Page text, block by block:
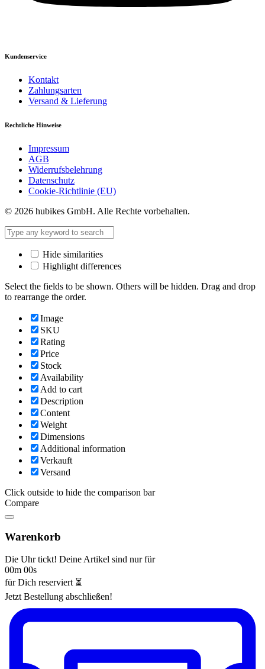
Kundenservice
Kontakt
Zahlungsarten
Versand & Lieferung
Rechtliche Hinweise
Impressum
AGB
Widerrufsbelehrung
Datenschutz
Cookie-Richtlinie (EU)
© 2026 hubikes GmbH. Alle Rechte vorbehalten.
Hide similarities
Highlight differences
Select the fields to be shown. Others will be hidden. Drag and drop
to rearrange the order.
Image
SKU
Rating
Price
Stock
Availability
Add to cart
Description
Content
Weight
Dimensions
Additional information
Verkauft
Versand
Click outside to hide the comparison bar
Compare
Warenkorb
Die Uhr tickt! Deine Artikel sind nur für
00m 00s
für Dich reserviert ⏳
Jetzt Bestellung abschließen!